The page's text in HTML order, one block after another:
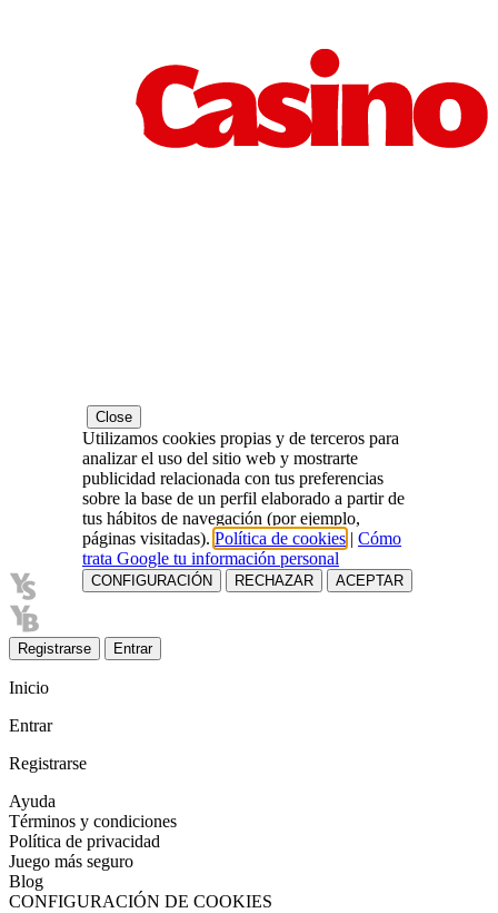
Registrarse Entrar
Inicio
Entrar
Registrarse
Ayuda
Términos y condiciones
Política de privacidad
Juego más seguro
Blog
CONFIGURACIÓN DE COOKIES
Close
Utilizamos cookies propias y de terceros para
analizar el uso del sitio web y mostrarte
publicidad relacionada con tus preferencias
sobre la base de un perfil elaborado a partir de
tus hábitos de navegación (por ejemplo,
páginas visitadas). Política de cookies | Cómo
trata Google tu información personal
CONFIGURACIÓN RECHAZAR ACEPTAR